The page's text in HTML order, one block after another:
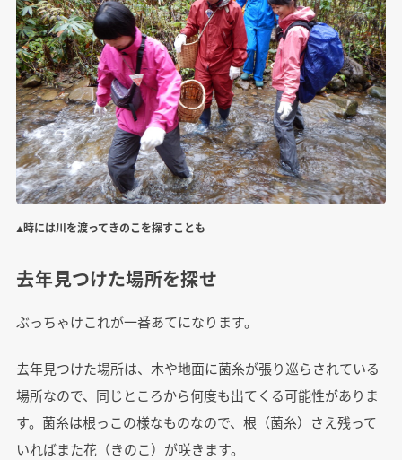
▲時には川を渡ってきのこを探すことも
去年見つけた場所を探せ
ぶっちゃけこれが一番あてになります。
去年見つけた場所は、木や地面に菌糸が張り巡らされている
場所なので、同じところから何度も出てくる可能性がありま
す。菌糸は根っこの様なものなので、根（菌糸）さえ残って
いればまた花（きのこ）が咲きます。